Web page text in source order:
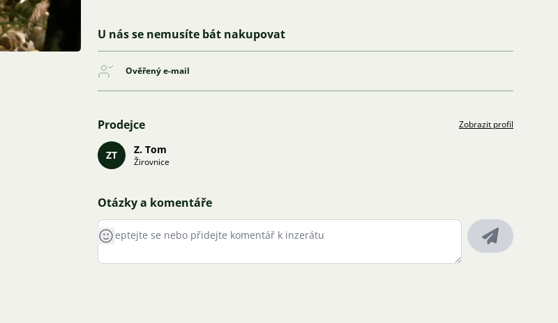
U nás se nemusíte bát nakupovat
Ověřený e-mail
Prodejce Zobrazit profil
ZT Z. Tom
Žirovnice
Otázky a komentáře